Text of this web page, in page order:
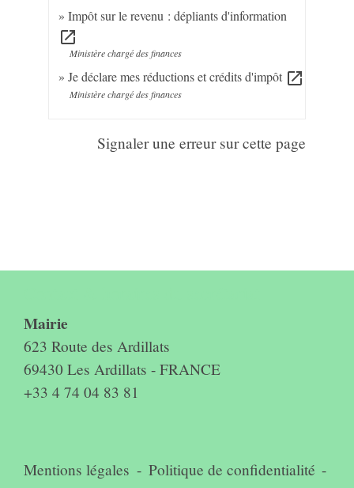
Impôt sur le revenu : dépliants d'information
open_in_new
Ministère chargé des finances
Je déclare mes réductions et crédits d'impôt open_in_new
Ministère chargé des finances
Signaler une erreur sur cette page
Mairie
623 Route des Ardillats
69430 Les Ardillats - FRANCE
+33 4 74 04 83 81
Mentions légales - Politique de confidentialité -